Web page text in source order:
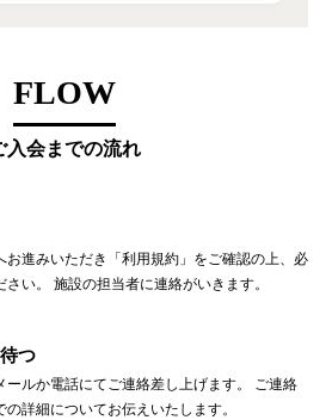
FLOW
入会までの流れ
お進みいただき「利用規約」をご確認の上、必
い。 施設の担当者に連絡がいきます。
つ
ールか電話にてご連絡差し上げます。 ご連絡
詳細についてお伝えいたします。